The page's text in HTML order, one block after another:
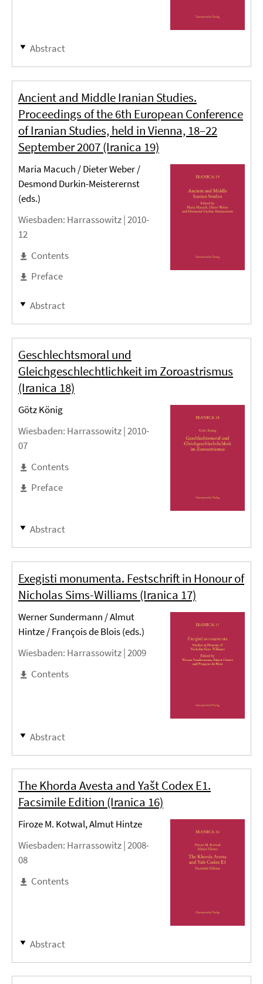
Abstract
Ancient and Middle Iranian Studies.
Proceedings of the 6th European Conference
of Iranian Studies, held in Vienna, 18–22
September 2007 (Iranica 19)
Maria Macuch / Dieter Weber /
Desmond Durkin-Meisterernst
(eds.)
Wiesbaden: Harrassowitz |2010-
12
Contents
Preface
Abstract
Geschlechtsmoral und
Gleichgeschlechtlichkeit im Zoroastrismus
(Iranica 18)
Götz König
Wiesbaden: Harrassowitz |2010-
07
Contents
Preface
Abstract
Exegisti monumenta. Festschrift in Honour of
Nicholas Sims-Williams (Iranica 17)
Werner Sundermann / Almut
Hintze / François de Blois (eds.)
Wiesbaden: Harrassowitz |2009
Contents
Abstract
The Khorda Avesta and Yašt Codex E1.
Facsimile Edition (Iranica 16)
Firoze M. Kotwal, Almut Hintze
Wiesbaden: Harrassowitz |2008-
08
Contents
Abstract